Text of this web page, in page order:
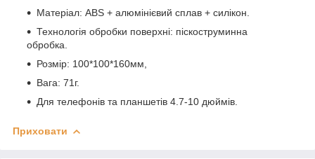
Матеріал: ABS + алюмінієвий сплав + силікон.
Технологія обробки поверхні: піскоструминна
обробка.
Розмір: 100*100*160мм,
Вага: 71г.
Для телефонів та планшетів 4.7-10 дюймів.
Приховати